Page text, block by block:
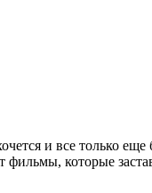
и все только еще
фильмы, которые